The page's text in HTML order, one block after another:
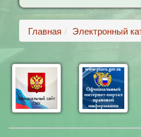
Главная Электронный